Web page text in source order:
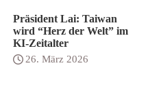
Präsident Lai: Taiwan
wird “Herz der Welt” im
KI-Zeitalter
26. März 2026